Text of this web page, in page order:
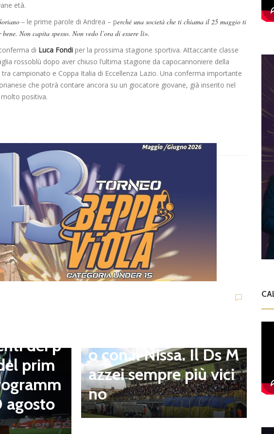
età.
– le prime parole di Andrea – perché una società che ti chiama il 25 maggio ti
Non capita spesso. Non vedo l’ora di essere lì».
di Luca Fondi per la prossima stagione sportiva. Attaccante classe
rossoblù dopo aver chiuso l’ultima stagione da capocannoniere della
campionato e Coppa Italia di Eccellenza Lazio. Una conferma importante
che potrà contare ancora su un giocatore giovane, già inserito nel
molto positiva.
D,
dei p
prim
agosto
Dilettanti Serie D
Viterbese (Certosa V.
Campagnano), merca
to senza sosta: Busat
o con il Nissa. Il Ds M
azzei sempre più vici
no